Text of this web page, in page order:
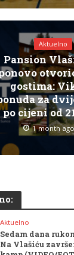
Aktuelno
Pansion
gostima:
za
po cijeni od
1 month ago
Aktuelno
Sedam dana
Na Vlašiću